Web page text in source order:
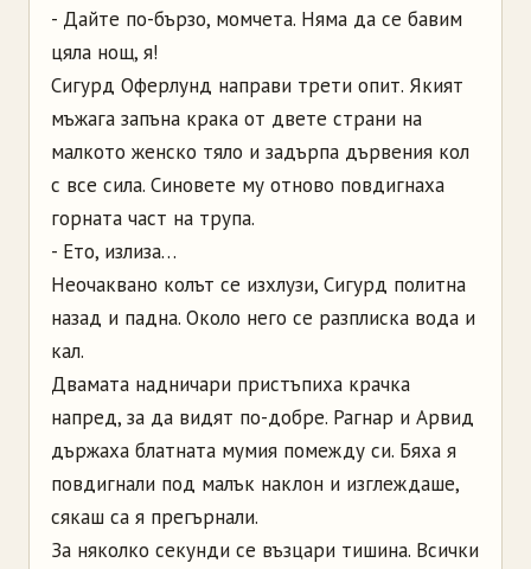
- Дайте по-бързо, момчета. Няма да се бавим
цяла нощ, я!
Сигурд Оферлунд направи трети опит. Якият
мъжага запъна крака от двете страни на
малкото женско тяло и задърпа дървения кол
с все сила. Синовете му отново повдигнаха
горната част на трупа.
- Ето, излиза…
Неочаквано колът се изхлузи, Сигурд политна
назад и падна. Около него се разплиска вода и
кал.
Двамата надничари пристъпиха крачка
напред, за да видят по-добре. Рагнар и Арвид
държаха блатната мумия помежду си. Бяха я
повдигнали под малък наклон и изглеждаше,
сякаш са я прегърнали.
За няколко секунди се възцари тишина. Всички